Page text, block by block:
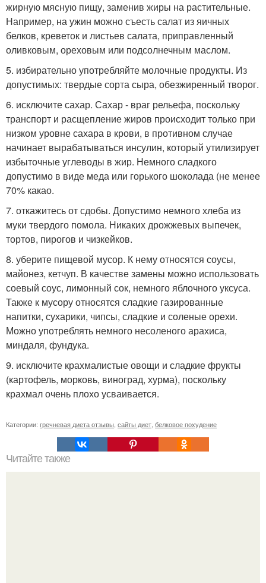
жирную мясную пищу, заменив жиры на растительные.
Например, на ужин можно съесть салат из яичных
белков, креветок и листьев салата, приправленный
оливковым, ореховым или подсолнечным маслом.
5. избирательно употребляйте молочные продукты. Из
допустимых: твердые сорта сыра, обезжиренный творог.
6. исключите сахар. Сахар - враг рельефа, поскольку
транспорт и расщепление жиров происходит только при
низком уровне сахара в крови, в противном случае
начинает вырабатываться инсулин, который утилизирует
избыточные углеводы в жир. Немного сладкого
допустимо в виде меда или горького шоколада (не менее
70% какао.
7. откажитесь от сдобы. Допустимо немного хлеба из
муки твердого помола. Никаких дрожжевых выпечек,
тортов, пирогов и чизкейков.
8. уберите пищевой мусор. К нему относятся соусы,
майонез, кетчуп. В качестве замены можно использовать
соевый соус, лимонный сок, немного яблочного уксуса.
Также к мусору относятся сладкие газированные
напитки, сухарики, чипсы, сладкие и соленые орехи.
Можно употреблять немного несоленого арахиса,
миндаля, фундука.
9. исключите крахмалистые овощи и сладкие фрукты
(картофель, морковь, виноград, хурма), поскольку
крахмал очень плохо усваивается.
Категории: гречневая диета отзывы сайты диет белковое похудение
Читайте также